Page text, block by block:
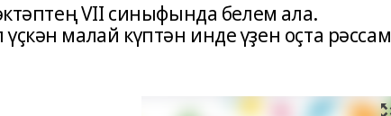
VII синыфында белем ала.
малай күптән инде үҙен оҫта рәссам